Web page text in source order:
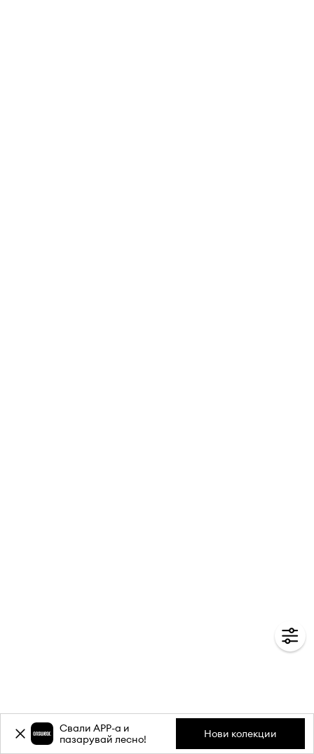
Свали APP-a и
пазарувай лесно!
Нови колекции